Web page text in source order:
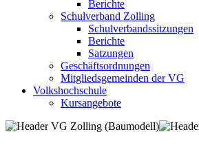
Berichte
Schulverband Zolling
Schulverbandssitzungen
Berichte
Satzungen
Geschäftsordnungen
Mitgliedsgemeinden der VG
Volkshochschule
Kursangebote